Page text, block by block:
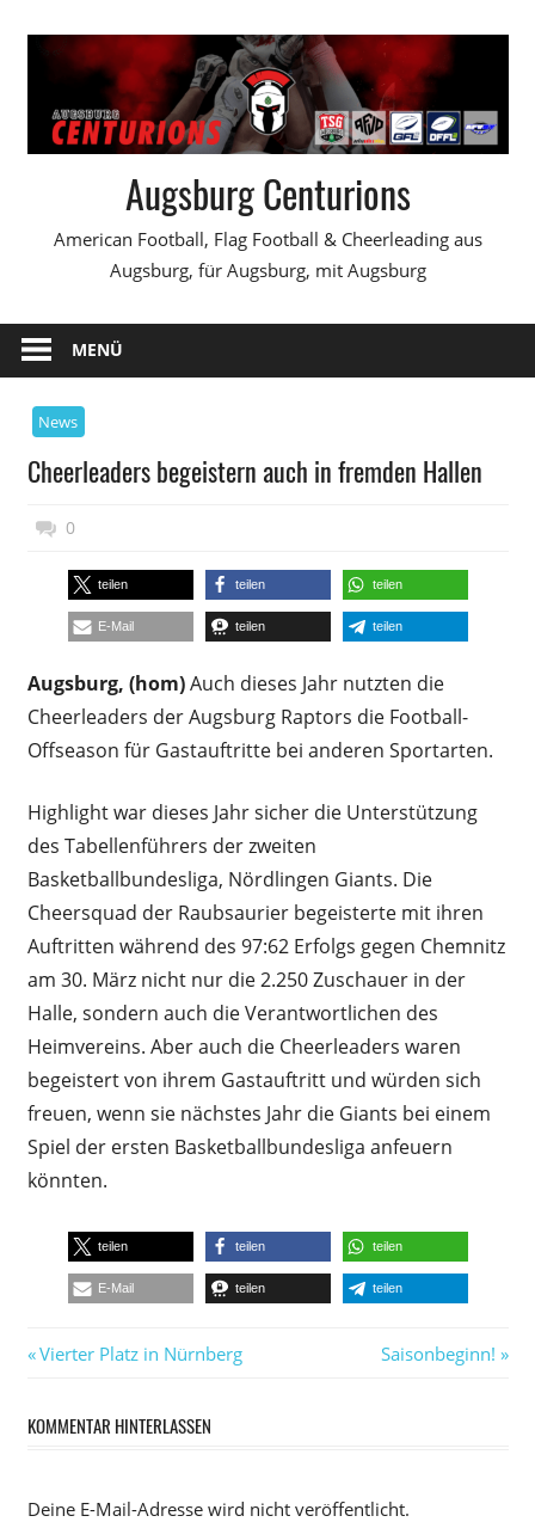
Augsburg Centurions
American Football, Flag Football & Cheerleading aus
Augsburg, für Augsburg, mit Augsburg
MENÜ
News
Cheerleaders begeistern auch in fremden Hallen
9. April 2008
Daniel Metzler
0
teilen teilen teilen
E-Mail teilen teilen
Augsburg, (hom)Auch dieses Jahr nutzten die
Cheerleaders der Augsburg Raptors die Football-
Offseason für Gastauftritte bei anderen Sportarten.
Highlight war dieses Jahr sicher die Unterstützung
des Tabellenführers der zweiten
Basketballbundesliga, Nördlingen Giants. Die
Cheersquad der Raubsaurier begeisterte mit ihren
Auftritten während des 97:62 Erfolgs gegen Chemnitz
am 30. März nicht nur die 2.250 Zuschauer in der
Halle, sondern auch die Verantwortlichen des
Heimvereins. Aber auch die Cheerleaders waren
begeistert von ihrem Gastauftritt und würden sich
freuen, wenn sie nächstes Jahr die Giants bei einem
Spiel der ersten Basketballbundesliga anfeuern
könnten.
teilen teilen teilen
E-Mail teilen teilen
Beitragsnavigation
Vorheriger
Vierter Platz in Nürnberg
Nächster
Saisonbeginn!
KOMMENTAR HINTERLASSEN
Deine E-Mail-Adresse wird nicht veröffentlicht.